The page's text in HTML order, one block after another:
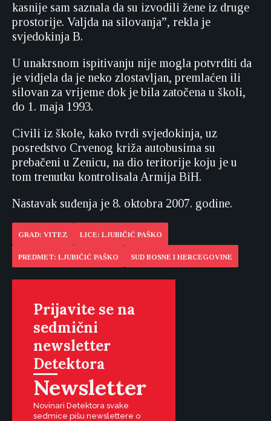
kasnije sam saznala da su izvodili žene iz druge
prostorije. Valjda na silovanja”, rekla je
svjedokinja B.
U unakrsnom ispitivanju nije mogla potvrditi da
je vidjela da je neko zlostavljan, premlaćen ili
silovan za vrijeme dok je bila zatočena u školi,
do 1. maja 1993.
Civili iz škole, kako tvrdi svjedokinja, uz
posredstvo Crvenog križa autobusima su
prebačeni u Zenicu, na dio teritorije koju je u
tom trenutku kontrolisala Armija BiH.
Nastavak suđenja je 8. oktobra 2007. godine.
GRAD: VITEZ LICE: LJUBIČIĆ PAŠKO
PREDMET: LJUBIČIĆ PAŠKO SUD BOSNE I HERCEGOVINE
Prijavite se na
sedmični
newsletter
Detektora
Newsletter
Novinari Detektora svake
sedmice pišu newslettere o